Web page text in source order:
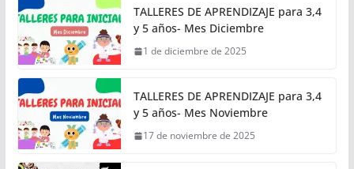
TALLERES DE APRENDIZAJE para 3,4
y 5 años- Mes Diciembre
1 de diciembre de 2025
TALLERES DE APRENDIZAJE para 3,4
y 5 años- Mes Noviembre
17 de noviembre de 2025